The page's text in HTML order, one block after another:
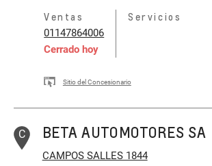
Ventas
01147864006
Cerrado hoy
Servicios
Sitio del Concesionario
C BETA AUTOMOTORES SA
CAMPOS SALLES 1844